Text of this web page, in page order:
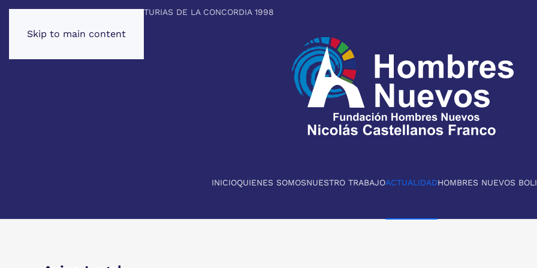
Skip to main content
PREMIO PRINCIPE DE ASTURIAS DE LA CONCORDIA 1998
INICIOQUIENES SOMOSNUESTRO TRABAJOACTUALIDADHOMBRES NUEVOS